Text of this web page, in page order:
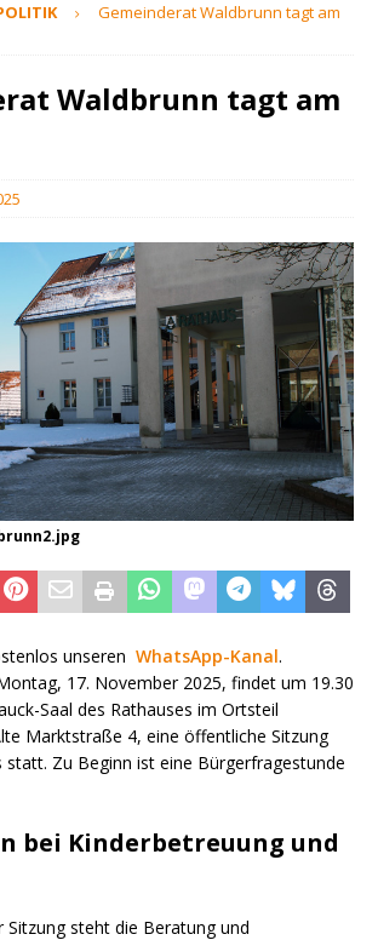
Gemeinderat Waldbrunn tagt am
Waldbrunn tagt am
unseren WhatsApp-Kanal.
17. November 2025, findet um 19.30
Saal des Rathauses im Ortsteil
Marktstraße 4, eine öffentliche Sitzung
statt. Zu Beginn ist eine Bürgerfragestunde
bei Kinderbetreuung und
steht die Beratung und